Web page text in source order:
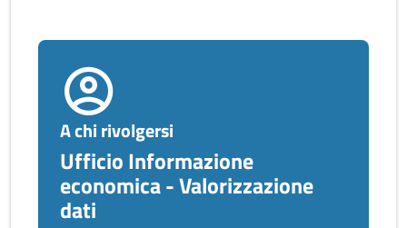
A chi rivolgersi
Ufficio Informazione
economica - Valorizzazione
dati